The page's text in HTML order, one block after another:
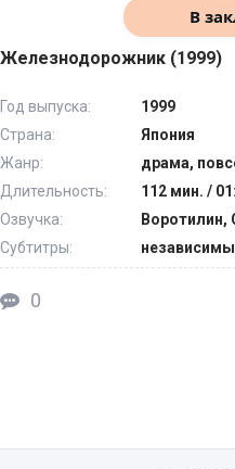
В
Железнодорожник (1999)
Год выпуска:
1999
Страна:
Япония
Жанр:
драма,
Длительность:
112 мин. /
Озвучка:
Воротилин,
Субтитры:
0